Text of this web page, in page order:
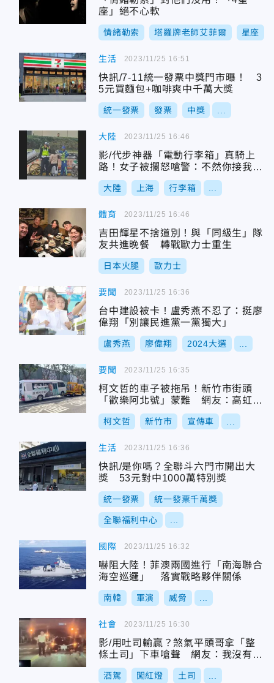
座」絕不心軟
情緒勒索 塔羅牌老師艾菲爾 星座
生活
快訊/7-11統一發票中獎門市曝！ 3
5元買麵包+咖啡爽中千萬大獎
統一發票 發票 中獎
2023/11/25 16:51
大陸
影/代步神器「電動行李箱」真騎上
路！女子被攔怒嗆警：不然你接我上
班嗎？
大陸 上海 行李箱
2023/11/25 16:46
體育
吉田輝星不捨道別！與「同級生」隊
友共進晚餐 轉戰歐力士重生
日本火腿 歐力士
2023/11/25 16:46
要聞
台中建設被卡！盧秀燕不忍了：挺廖
偉翔「別讓民進黨一黨獨大」
盧秀燕 廖偉翔 2024大選
2023/11/25 16:36
要聞
柯文哲的車子被拖吊！新竹市街頭
「歡樂阿北號」蒙難 網友：高虹安
造反啦！
柯文哲 新竹市 宣傳車
2023/11/25 16:35
生活
快訊/是你嗎？全聯斗六門市開出大
獎 53元對中1000萬特別獎
統一發票 統一發票千萬獎
全聯福利中心
2023/11/25 16:36
國際
嚇阻大陸！菲澳兩國進行「南海聯合
海空巡邏」 落實戰略夥伴關係
南韓 軍演 威脅
2023/11/25 16:32
社會
影/用吐司輸贏？煞氣平頭哥拿「整
條土司」下車嗆聲 網友：我沒有果
醬阿
酒駕 闖紅燈 土司
2023/11/25 16:30